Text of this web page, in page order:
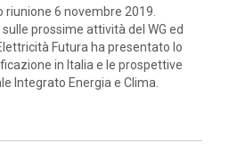
riunione 6 novembre 2019.
prossime attività del WG ed
Futura ha presentato lo
in Italia e le prospettive
Integrato Energia e Clima.